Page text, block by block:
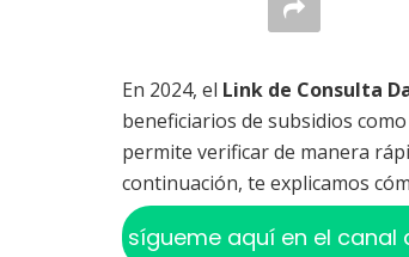
En 2024, el Link de Consulta
beneficiarios de subsidios como
permite verificar de manera
continuación, te explicamos
sígueme aquí en el canal